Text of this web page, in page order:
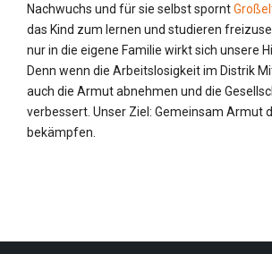
Nachwuchs und für sie selbst spornt
das Kind zum lernen und studieren
nur in die eigene Familie wirkt sich unsere
Denn wenn die Arbeitslosigkeit im Distrik
auch die Armut abnehmen und die
verbessert. Unser Ziel: Gemeinsam Armut
bekämpfen.